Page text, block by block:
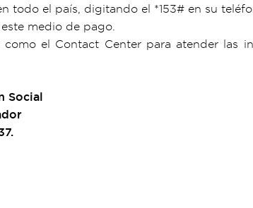
todo el país, digitando el *153# en su
medio de pago.
como el Contact Center para atender las
Social